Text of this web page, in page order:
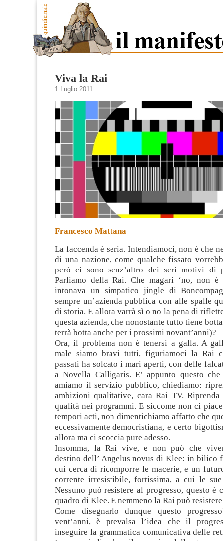
Viva la Rai
1 Luglio 2011
Francesco Mattana
La faccenda è seria. Intendiamoci, non è che
di una nazione, come qualche fissato
però ci sono senz’altro dei seri motivi di
Parliamo della Rai. Che magari ‘no, non è
intonava un simpatico jingle di
sempre un’azienda pubblica con alle spalle
di storia. E allora varrà sì o no la pena di
questa azienda, che nonostante tutto tiene
terrà botta anche per i prossimi novant’anni)?
Ora, il problema non è tenersi a galla. A
male siamo bravi tutti, figuriamoci la Rai
passati ha solcato i mari aperti, con delle
a Novella Calligaris. E’ appunto questo
amiamo il servizio pubblico, chiediamo:
ambizioni qualitative, cara Rai TV.
qualità nei programmi. E siccome non ci
tempori acti, non dimentichiamo affatto che
eccessivamente democristiana, e certo
allora ma ci scoccia pure adesso.
Insomma, la Rai vive, e non può che
destino dell’ Angelus novus di Klee: in bilico
cui cerca di ricomporre le macerie, e un
corrente irresistibile, fortissima, a cui le
Nessuno può resistere al progresso, questo è
quadro di Klee. E nemmeno la Rai può
Come disegnarlo dunque questo
vent’anni, è prevalsa l’idea che il
inseguire la grammatica comunicativa delle